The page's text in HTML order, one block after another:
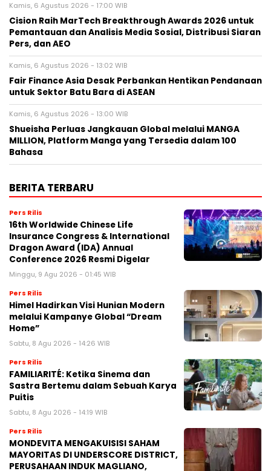
Kamis, 6 Agustus 2026 - 17:00 WIB
Cision Raih MarTech Breakthrough Awards 2026 untuk
Pemantauan dan Analisis Media Sosial, Distribusi Siaran
Pers, dan AEO
Kamis, 6 Agustus 2026 - 13:02 WIB
Fair Finance Asia Desak Perbankan Hentikan Pendanaan
untuk Sektor Batu Bara di ASEAN
Kamis, 6 Agustus 2026 - 13:00 WIB
Shueisha Perluas Jangkauan Global melalui MANGA
MILLION, Platform Manga yang Tersedia dalam 100
Bahasa
BERITA TERBARU
Pers Rilis
16th Worldwide Chinese Life
Insurance Congress & International
Dragon Award (IDA) Annual
Conference 2026 Resmi Digelar
Minggu, 9 Agu 2026 - 01:45 WIB
Pers Rilis
Himel Hadirkan Visi Hunian Modern
melalui Kampanye Global “Dream
Home”
Sabtu, 8 Agu 2026 - 14:26 WIB
Pers Rilis
FAMILIARITÉ: Ketika Sinema dan
Sastra Bertemu dalam Sebuah Karya
Puitis
Sabtu, 8 Agu 2026 - 14:19 WIB
Pers Rilis
MONDEVITA MENGAKUISISI SAHAM
MAYORITAS DI UNDERSCORE DISTRICT,
PERUSAHAAN INDUK MAGLIANO,